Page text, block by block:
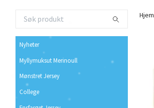
Nyheter
Myllymuksut Merinoull
Mønstret Jersey
College
Hjem